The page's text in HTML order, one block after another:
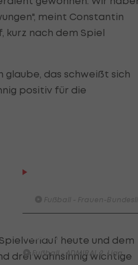
meint Constantin
kurz nach dem Spiel
glaube, das schweißt sich
positiv für die
Innsbruck
Fußball - ADMIRAL 2. Liga
heute und dem
drei wahnsinnig wichtige